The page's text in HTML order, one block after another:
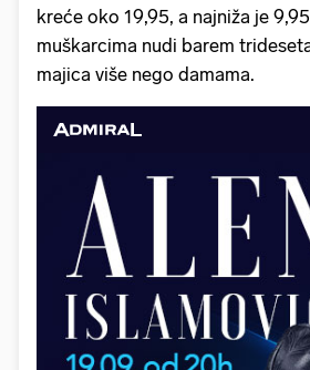
kreće oko 19,95, a najniža je
muškarcima nudi barem
majica više nego damama.